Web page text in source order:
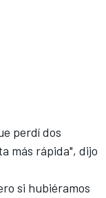
perdí dos
más rápida", dijo
si hubiéramos